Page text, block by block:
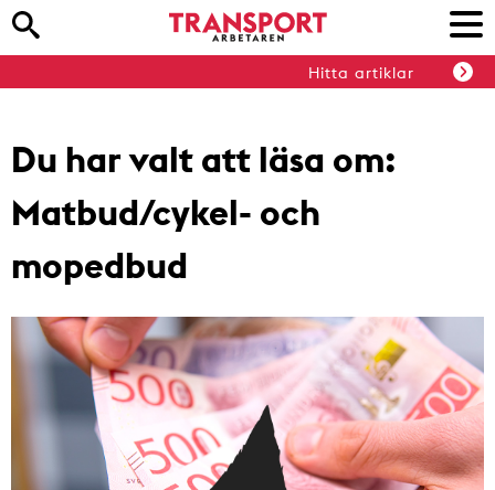
Hitta artiklar
Du har valt att läsa om:
Matbud/cykel- och
mopedbud